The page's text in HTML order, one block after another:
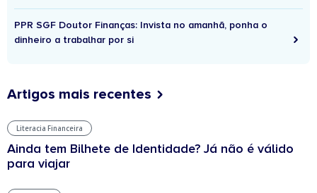
PPR SGF Doutor Finanças: Invista no amanhã, ponha o
dinheiro a trabalhar por si
Artigos mais recentes
Literacia Financeira
Ainda tem Bilhete de Identidade? Já não é válido
para viajar